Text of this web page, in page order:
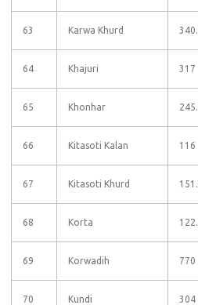
63 Karwa Khurd
64 Khajuri 317
65 Khonhar
66 Kitasoti Kalan 116
67 Kitasoti Khurd
68 Korta
69 Korwadih 770
70 Kundi 304